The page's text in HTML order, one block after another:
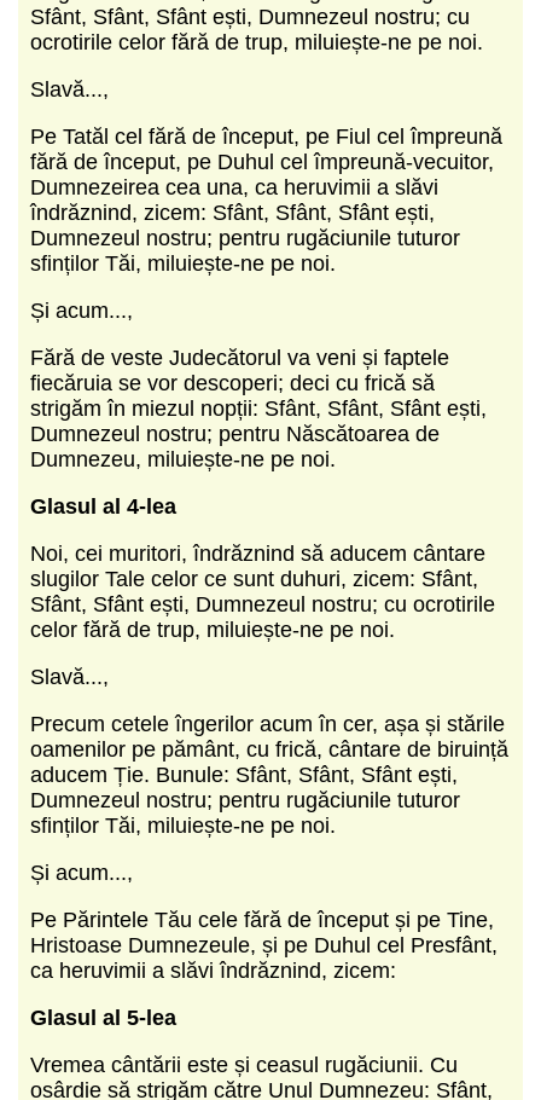
Sfânt, Sfânt, Sfânt ești, Dumnezeul nostru; cu
ocrotirile celor fără de trup, miluiește-ne pe noi.
Slavă...,
Pe Tatăl cel fără de început, pe Fiul cel împreună
fără de început, pe Duhul cel împreună-vecuitor,
Dumnezeirea cea una, ca heruvimii a slăvi
îndrăznind, zicem: Sfânt, Sfânt, Sfânt ești,
Dumnezeul nostru; pentru rugăciunile tuturor
sfinților Tăi, miluiește-ne pe noi.
Și acum...,
Fără de veste Judecătorul va veni și faptele
fiecăruia se vor descoperi; deci cu frică să
strigăm în miezul nopții: Sfânt, Sfânt, Sfânt ești,
Dumnezeul nostru; pentru Născătoarea de
Dumnezeu, miluiește-ne pe noi.
Glasul al 4-lea
Noi, cei muritori, îndrăznind să aducem cântare
slugilor Tale celor ce sunt duhuri, zicem: Sfânt,
Sfânt, Sfânt ești, Dumnezeul nostru; cu ocrotirile
celor fără de trup, miluiește-ne pe noi.
Slavă...,
Precum cetele îngerilor acum în cer, așa și stările
oamenilor pe pământ, cu frică, cântare de biruință
aducem Ție. Bunule: Sfânt, Sfânt, Sfânt ești,
Dumnezeul nostru; pentru rugăciunile tuturor
sfinților Tăi, miluiește-ne pe noi.
Și acum...,
Pe Părintele Tău cele fără de început și pe Tine,
Hristoase Dumnezeule, și pe Duhul cel Presfânt,
ca heruvimii a slăvi îndrăznind, zicem:
Glasul al 5-lea
Vremea cântării este și ceasul rugăciunii. Cu
osârdie să strigăm către Unul Dumnezeu: Sfânt,